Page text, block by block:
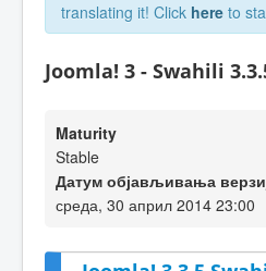
translating it! Click here to
Joomla! 3 - Swahili
Maturity
Stable
Датум објављивања
среда, 30 април 2014 23:00